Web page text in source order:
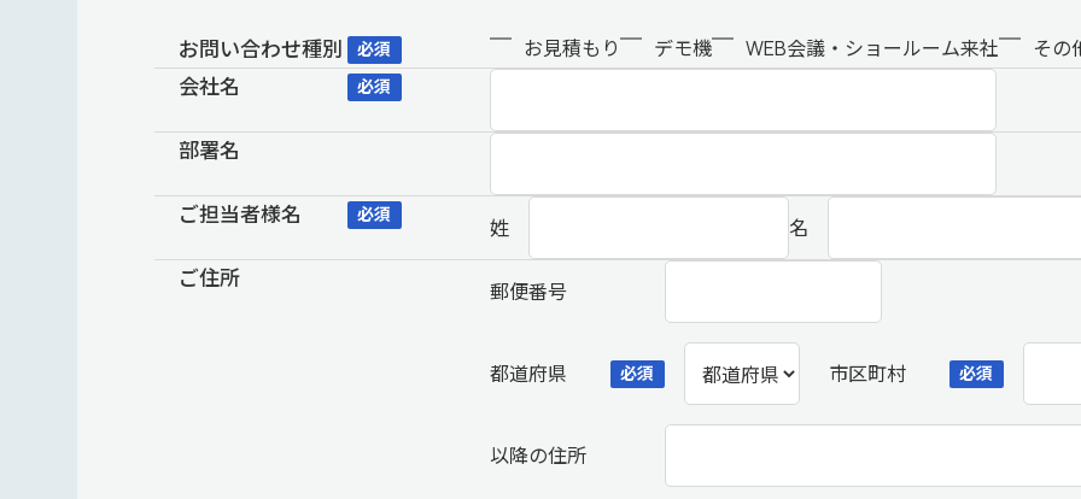
お問い合わせ種別 必須 お見積もり デモ機 WEB会議・ショールーム来社 その
会社名 必須
部署名
ご担当者様名 必須
姓 名
ご住所 郵便番号
都道府県 必須 市区町村 必須
以降の住所